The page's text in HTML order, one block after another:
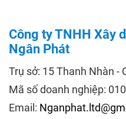
Công ty TNHH Xây
Ngân Phát
Trụ sở: 15 Thanh Nhàn -
Mã số doanh nghiệp:
Email: